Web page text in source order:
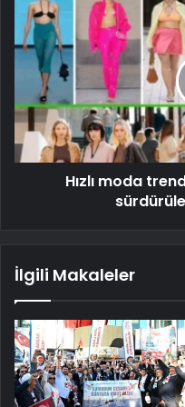
Hızlı moda
İlgili Makaleler